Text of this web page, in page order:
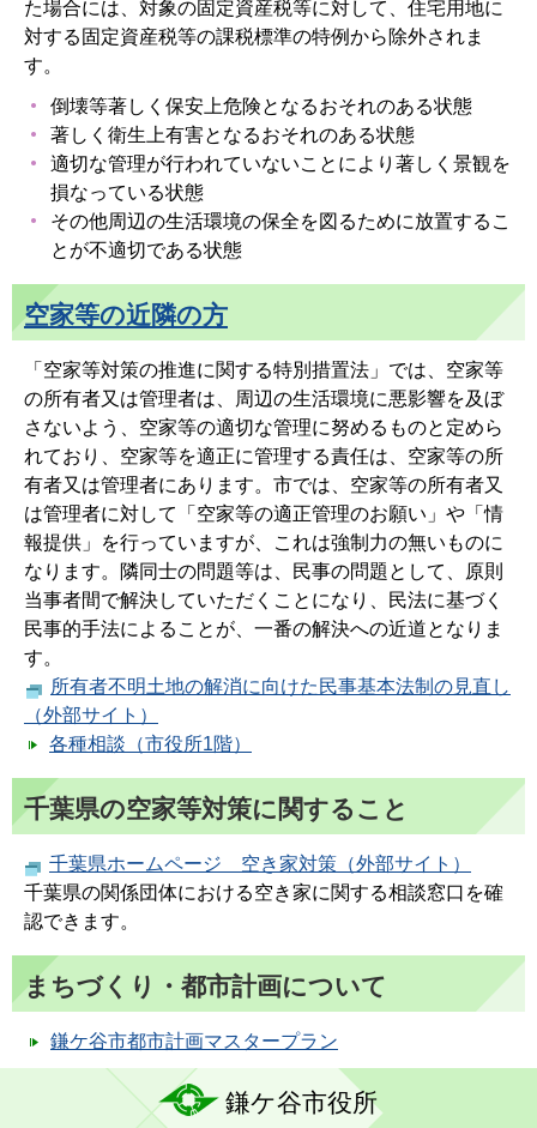
た場合には、対象の固定資産税等に対して、住宅用地に
対する固定資産税等の課税標準の特例から除外されま
す。
倒壊等著しく保安上危険となるおそれのある状態
著しく衛生上有害となるおそれのある状態
適切な管理が行われていないことにより著しく景観を
損なっている状態
その他周辺の生活環境の保全を図るために放置するこ
とが不適切である状態
空家等の近隣の方
「空家等対策の推進に関する特別措置法」では、空家等
の所有者又は管理者は、周辺の生活環境に悪影響を及ぼ
さないよう、空家等の適切な管理に努めるものと定めら
れており、空家等を適正に管理する責任は、空家等の所
有者又は管理者にあります。市では、空家等の所有者又
は管理者に対して「空家等の適正管理のお願い」や「情
報提供」を行っていますが、これは強制力の無いものに
なります。隣同士の問題等は、民事の問題として、原則
当事者間で解決していただくことになり、民法に基づく
民事的手法によることが、一番の解決への近道となりま
す。
所有者不明土地の解消に向けた民事基本法制の見直し
（外部サイト）
各種相談（市役所1階）
千葉県の空家等対策に関すること
千葉県ホームページ 空き家対策（外部サイト）
千葉県の関係団体における空き家に関する相談窓口を確
認できます。
まちづくり・都市計画について
鎌ケ谷市都市計画マスタープラン
鎌ケ谷市役所